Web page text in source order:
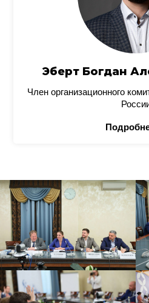
Эберт Богдан
Член организационного